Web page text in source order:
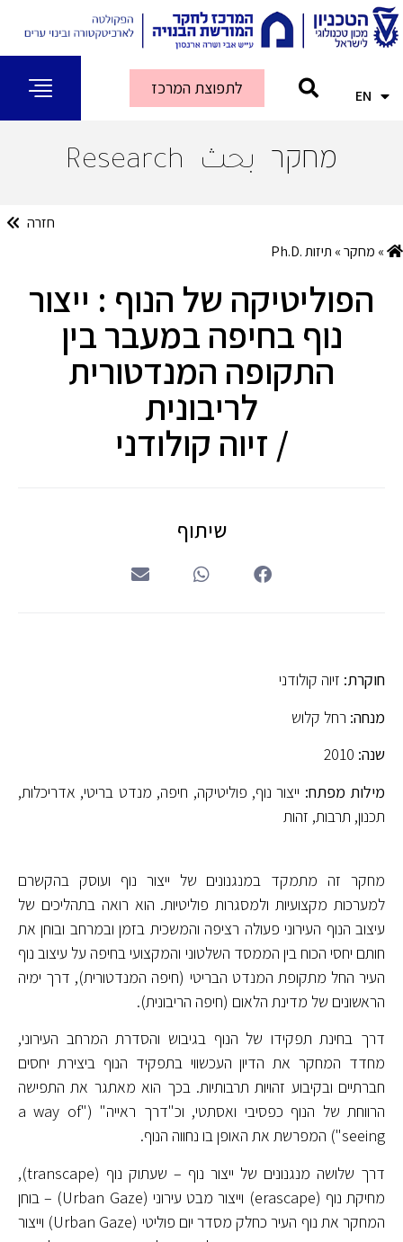
EN
AR לתפוצת המרכז
מחקר بحث Research
» מחקר» תיזות .Ph.D
חזרה
הפוליטיקה של הנוף : ייצור
נוף בחיפה במעבר בין
התקופה המנדטורית
לריבונית
/ זיוה קולודני
שיתוף
חוקרת: זיוה קולודני
מנחה: רחל קלוש
שנה:
מילות מפתח: ייצור נוף, פוליטיקה, חיפה, מנדט בריטי, אדריכלות,
תכנון, תרבות, זהות
מחקר זה מתמקד במנגנונים של ייצור נוף ועוסק בהקשרם
למערכות מקצועיות ולמסגרות פוליטיות. הוא רואה בתהליכים של
עיצוב הנוף העירוני פעולה רציפה והמשכית בזמן ובמרחב ובוחן את
חותם יחסי הכוח בין הממסד השלטוני והמקצועי בחיפה על עיצוב נוף
העיר החל מתקופת המנדט הבריטי (חיפה המנדטורית), דרך ימיה
הראשונים של מדינת הלאום (חיפה הריבונית).
דרך בחינת תפקידו של הנוף בגיבוש והסדרת המרחב העירוני,
מחדד המחקר את הדיון העכשווי בתפקיד הנוף ביצירת יחסים
חברתיים ובקיבוע זהויות תרבותיות. בכך הוא מאתגר את התפישה
הרווחת של הנוף כפסיבי ואסתטי, וכ"דרך ראייה" ("a way of
seeing") המפרשת את האופן בו נחווה הנוף.
דרך שלושה מנגנונים של ייצור נוף – שעתוק נוף (transcape),
מחיקת נוף (erascape) וייצור מבט עירוני (Urban Gaze) – בוחן
המחקר את נוף העיר כחלק מסדר יום פוליטי (Urban Gaze) וייצור